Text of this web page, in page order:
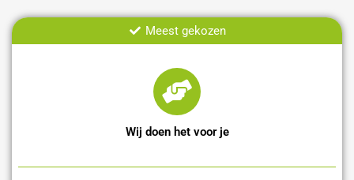
Meest gekozen
Wij doen het voor je